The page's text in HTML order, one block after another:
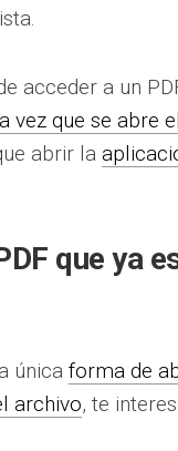
acceder a un
vez que se abre
abrir la
que ya
única forma de
archivo, te